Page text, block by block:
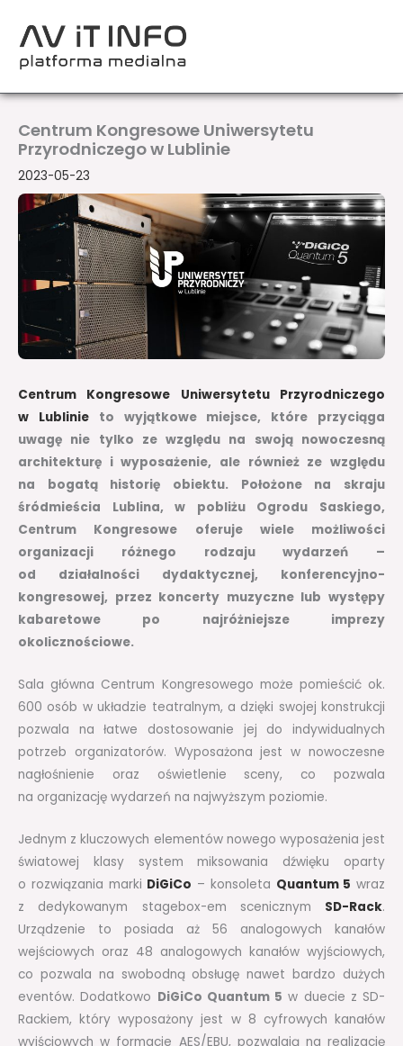
treści
Centrum Kongresowe Uniwersytetu
Przyrodniczego w Lublinie
2023-05-23
Centrum Kongresowe Uniwersytetu Przyrodniczego
w Lublinieto wyjątkowe miejsce, które przyciąga
uwagę nie tylko ze względu na swoją nowoczesną
architekturę i wyposażenie, ale również ze względu
na bogatą historię obiektu. Położone na skraju
śródmieścia Lublina, w pobliżu Ogrodu Saskiego,
Centrum Kongresowe oferuje wiele możliwości
organizacji różnego rodzaju wydarzeń –
od działalności dydaktycznej, konferencyjno-
kongresowej, przez koncerty muzyczne lub występy
kabaretowe po najróżniejsze imprezy
okolicznościowe.
Sala główna Centrum Kongresowego może pomieścić ok.
600 osób w układzie teatralnym, a dzięki swojej konstrukcji
pozwala na łatwe dostosowanie jej do indywidualnych
potrzeb organizatorów. Wyposażona jest w nowoczesne
nagłośnienie oraz oświetlenie sceny, co pozwala
na organizację wydarzeń na najwyższym poziomie.
Jednym z kluczowych elementów nowego wyposażenia jest
światowej klasy system miksowania dźwięku oparty
o rozwiązania marki DiGiCo – konsoleta Quantum 5 wraz
z dedykowanym stagebox-em scenicznym SD-Rack.
Urządzenie to posiada aż 56 analogowych kanałów
wejściowych oraz 48 analogowych kanałów wyjściowych,
co pozwala na swobodną obsługę nawet bardzo dużych
eventów. Dodatkowo DiGiCo Quantum 5 w duecie z SD-
Rackiem, który wyposażony jest w 8 cyfrowych kanałów
wyjściowych w formacie AES/EBU, pozwalają na realizację